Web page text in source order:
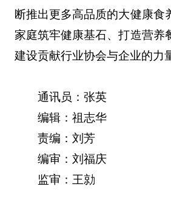
断推出更多高品质的大健康食
家庭筑牢健康基石、打造营养
建设贡献行业协会与企业的力
通讯员：张英
编辑：祖志华
责编：刘芳
编审：刘福庆
监审：王勍